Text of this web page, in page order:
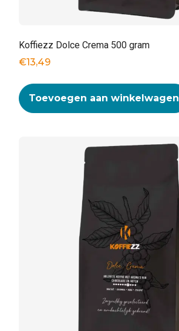
Koffiezz Dolce Crema 500 gram
€13,49
Toevoegen aan winkelwagen